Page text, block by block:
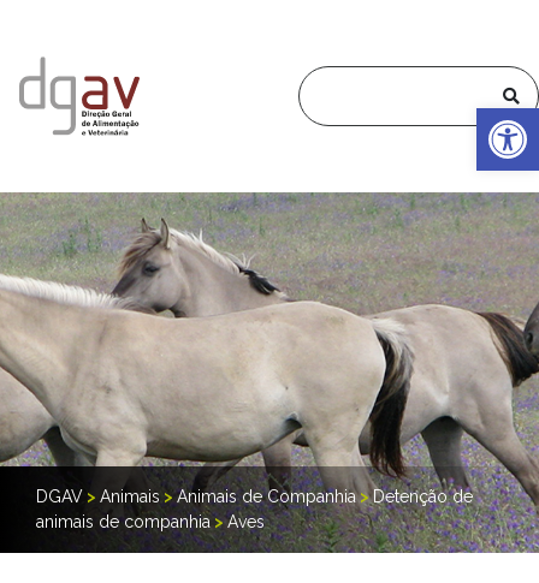
DGAV > Animais >Animais de Companhia>Detenção de
animais de companhia>Aves